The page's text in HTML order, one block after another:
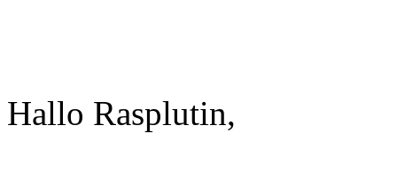
Hallo Rasplutin,